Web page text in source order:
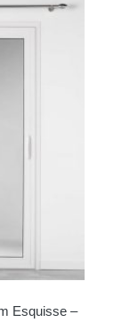
Esquisse –